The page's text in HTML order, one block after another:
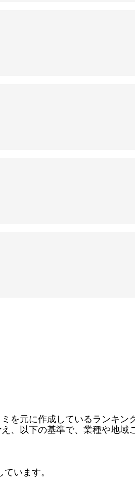
元に作成しているランキン
、以下の基準で、業種や地域
います。